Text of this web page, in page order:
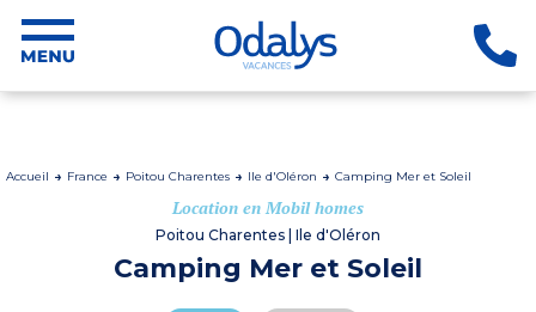
Accueil France Poitou Charentes Ile d'Oléron Camping Mer et Soleil
Location en Mobil homes
Poitou Charentes | Ile d'Oléron
Camping Mer et Soleil